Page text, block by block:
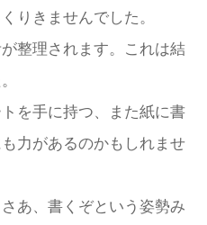
りきませんでした。
整理されます。これは結
を手に持つ、また紙に書
力があるのかもしれませ
あ、書くぞという姿勢み